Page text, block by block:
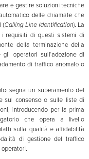
e gestire soluzioni tecniche
delle chiamate che
(Calling Line Identification). La
requisiti di questi sistemi di
della terminazione della
operatori sull’adozione di
di traffico anomalo o
segna un superamento del
sul consenso o sulle liste di
introducendo per la prima
che opera a livello
sulla qualità e affidabilità
di gestione del traffico